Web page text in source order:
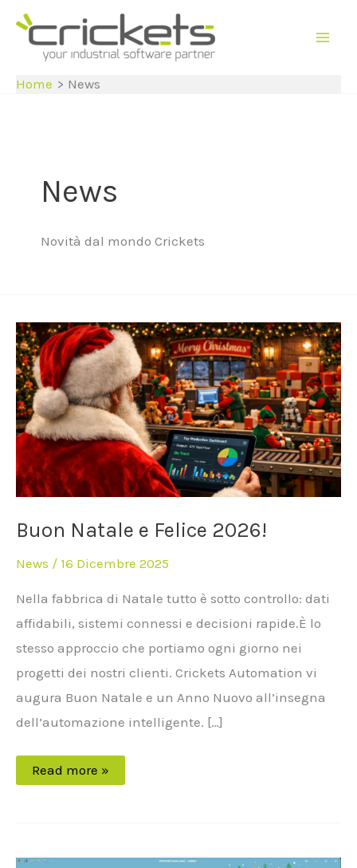
contenuto
Home
News
News
Novità dal mondo Crickets
Buon Natale e Felice 2026!
News / 16 Dicembre 2025
Nella fabbrica di Natale tutto è sotto controllo: dati
affidabili, sistemi connessi e decisioni rapide.È lo
stesso approccio che portiamo ogni giorno nei
progetti dei nostri clienti. Crickets Automation vi
augura Buon Natale e un Anno Nuovo all’insegna
dell’automazione intelligente. […]
Buon
Natale
e
Felice
2026!
Read more »